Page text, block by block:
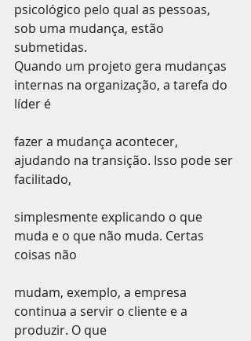
psicológico pelo qual as pessoas,
sob uma mudança, estão
submetidas.
Quando um projeto gera mudanças
internas na organização, a tarefa do
líder é
fazer a mudança acontecer,
ajudando na transição. Isso pode ser
facilitado,
simplesmente explicando o que
muda e o que não muda. Certas
coisas não
mudam, exemplo, a empresa
continua a servir o cliente e a
produzir. O que